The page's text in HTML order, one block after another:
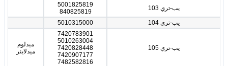
يب-تري 103
5001825819
840825819
يب-تري 104
5010315000
يب-تري 105
7420783901
5010263004
7420828448
7420907177
7482582816
ميدلوم
ميدلاينر